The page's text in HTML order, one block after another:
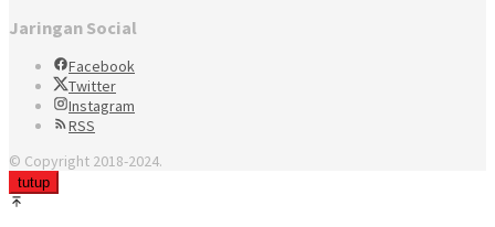
Jaringan Social
Facebook
Twitter
Instagram
RSS
© Copyright 2018-2024.
tutup